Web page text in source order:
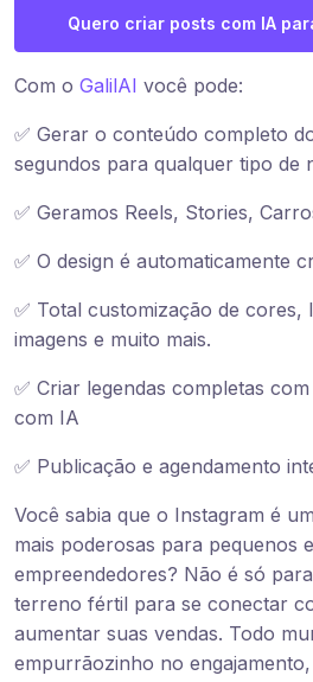
Quero criar posts com IA
Com o GalilAI você pode:
✅ Gerar o conteúdo completo
segundos para qualquer tipo de
✅ Geramos Reels, Stories,
✅ O design é automaticamente
✅ Total customização de cores,
imagens e muito mais.
✅ Criar legendas completas
com IA
✅ Publicação e agendamento
Você sabia que o Instagram é
mais poderosas para pequenos
empreendedores? Não é só
terreno fértil para se conectar
aumentar suas vendas. Todo
empurrãozinho no